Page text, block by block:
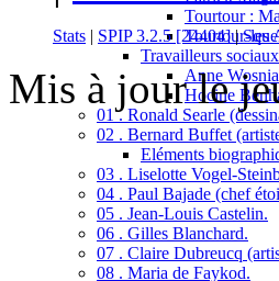
Tourtour :
Tourtour-les
Travailleurs
Anne
Hocine
01 . Ronald Searle
02 . Bernard Buffet
Eléments
03 . Liselotte Vogel-
04 . Paul Bajade (chef
05 . Jean-Louis Castelin.
06 . Gilles Blanchard.
07 . Claire Dubreucq
08 . Maria de Faykod.
Stats | SPIP 3.2.5 [24404]|
Mis à jour le